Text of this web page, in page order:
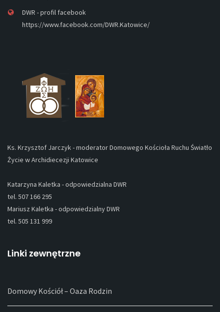
DWR - profil facebook
https://www.facebook.com/DWR.Katowice/
Ks. Krzysztof Jarczyk - moderator Domowego Kościoła Ruchu Światło
Życie w Archidiecezji Katowice
Katarzyna Kaletka - odpowiedzialna DWR
tel. 507 166 295
Mariusz Kaletka - odpowiedzialny DWR
tel. 505 131 999
Linki zewnętrzne
Domowy Kościół – Oaza Rodzin